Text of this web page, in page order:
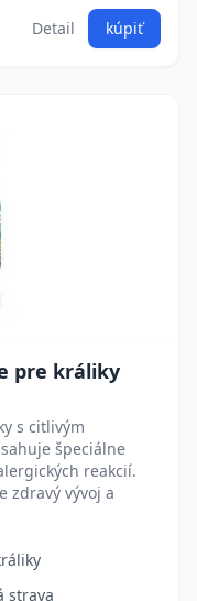
Detail kúpiť
pre králiky
s citlivým
špeciálne
reakcií.
zdravý vývoj a
strava